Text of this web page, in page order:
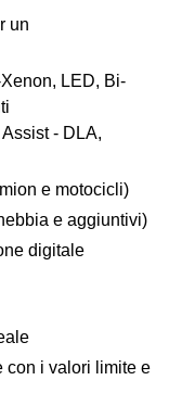
un
LED, Bi-
- DLA,
e motocicli)
e aggiuntivi)
digitale
con i valori limite e